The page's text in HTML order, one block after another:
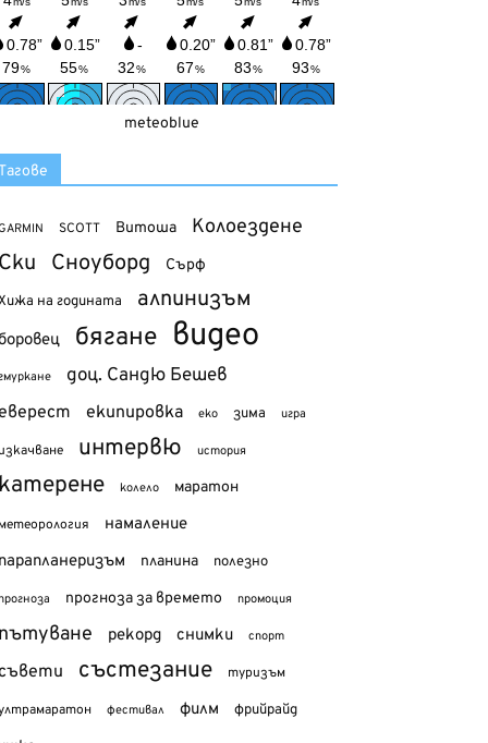
meteoblue
SCOTT Витоша Колоездене
Сноуборд Сърф
на годината алпинизъм
бягане видео
доц. Сандю Бешев
екипировка еко зима игра
интервю история
колело маратон
намаление
планина полезно
прогноза за времето промоция
рекорд снимки спорт
състезание туризъм
фестивал филм фрийрайд